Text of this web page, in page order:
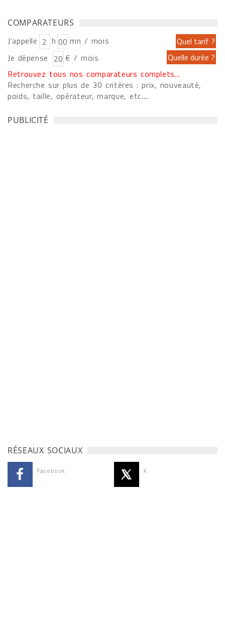
COMPARATEURS
J'appelle h
mn / mois
Je dépense
€ / mois
Retrouvez tous nos comparateurs complets...
Recherche sur plus de 30 critères : prix, nouveauté,
poids, taille, opérateur, marque, etc....
PUBLICITÉ
RÉSEAUX SOCIAUX
Facebook X